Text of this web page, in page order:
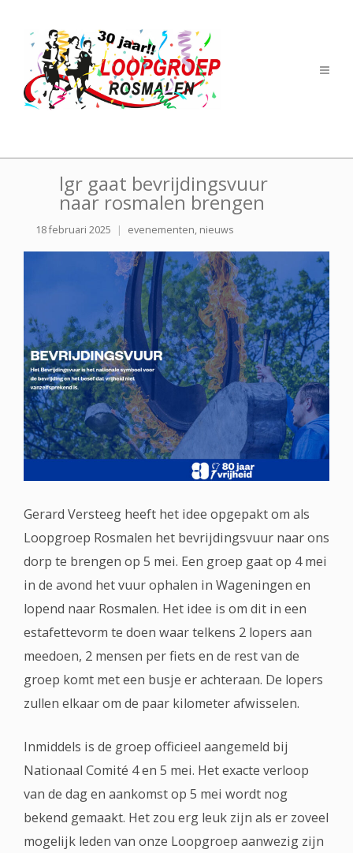
lgr gaat bevrijdingsvuur
naar rosmalen brengen
18 februari 2025 evenementen, nieuws
Gerard Versteeg heeft het idee opgepakt om als
Loopgroep Rosmalen het bevrijdingsvuur naar ons
dorp te brengen op 5 mei. Een groep gaat op 4 mei
in de avond het vuur ophalen in Wageningen en
lopend naar Rosmalen. Het idee is om dit in een
estafettevorm te doen waar telkens 2 lopers aan
meedoen, 2 mensen per fiets en de rest van de
groep komt met een busje er achteraan. De lopers
zullen elkaar om de paar kilometer afwisselen.
Inmiddels is de groep officieel aangemeld bij
Nationaal Comité 4 en 5 mei. Het exacte verloop
van de dag en aankomst op 5 mei wordt nog
bekend gemaakt. Het zou erg leuk zijn als er zoveel
mogelijk leden van onze Loopgroep aanwezig zijn